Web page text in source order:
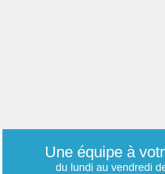
Une équipe à
du lundi au vendredi